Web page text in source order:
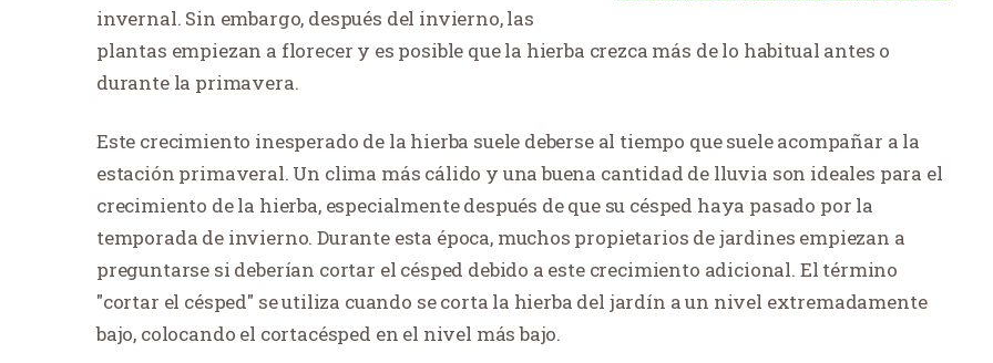
invernal. Sin embargo, después del invierno, las
plantas empiezan a florecer y es posible que la hierba crezca más de lo habitual antes o
durante la primavera.
Este crecimiento inesperado de la hierba suele deberse al tiempo que suele acompañar a la
estación primaveral. Un clima más cálido y una buena cantidad de lluvia son ideales para el
crecimiento de la hierba, especialmente después de que su césped haya pasado por la
temporada de invierno. Durante esta época, muchos propietarios de jardines empiezan a
preguntarse si deberían cortar el césped debido a este crecimiento adicional. El término
"cortar el césped" se utiliza cuando se corta la hierba del jardín a un nivel extremadamente
bajo, colocando el cortacésped en el nivel más bajo.